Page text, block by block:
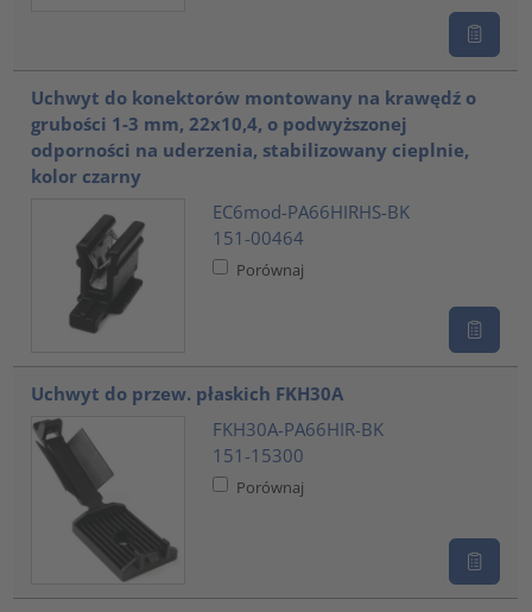
Uchwyt do konektorów montowany na krawędź o
grubości 1-3 mm, 22x10,4, o podwyższonej
odporności na uderzenia, stabilizowany cieplnie,
kolor czarny
EC6mod-PA66HIRHS-BK
151-00464
Porównaj
Uchwyt do przew. płaskich FKH30A
FKH30A-PA66HIR-BK
151-15300
Porównaj